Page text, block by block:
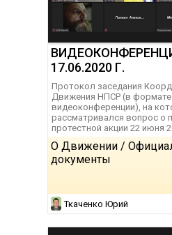
17.06.2020 Г.
Протокол заседания
Движения НПСР (в формате
видеоконференции), на
рассматривался вопрос о
протестной акции 22 июня
О Движении /
документы
Ткаченко Юрий